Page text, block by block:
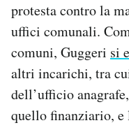
protesta contro la
uffici comunali.
comuni, Guggeri si
altri incarichi, tra
dell’ufficio
quello finanziario, e